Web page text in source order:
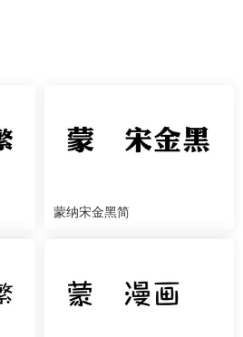
蒙纳宋金黑简